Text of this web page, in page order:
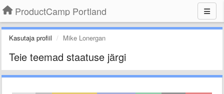
ProductCamp Portland
Kasutaja profiil Mike Lonergan
Teie teemad staatuse järgi